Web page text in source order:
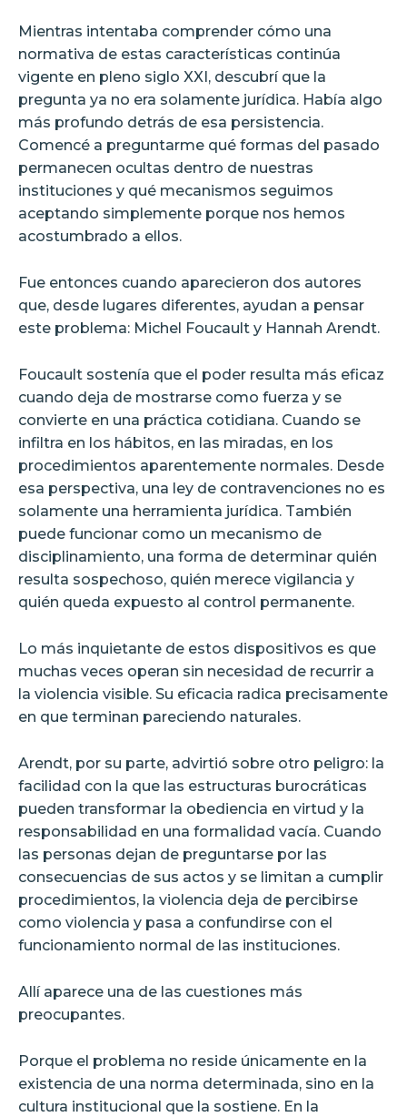
Mientras intentaba comprender cómo una
normativa de estas características continúa
vigente en pleno siglo XXI, descubrí que la
pregunta ya no era solamente jurídica. Había algo
más profundo detrás de esa persistencia.
Comencé a preguntarme qué formas del pasado
permanecen ocultas dentro de nuestras
instituciones y qué mecanismos seguimos
aceptando simplemente porque nos hemos
acostumbrado a ellos.
Fue entonces cuando aparecieron dos autores
que, desde lugares diferentes, ayudan a pensar
este problema: Michel Foucault y Hannah Arendt.
Foucault sostenía que el poder resulta más eficaz
cuando deja de mostrarse como fuerza y se
convierte en una práctica cotidiana. Cuando se
infiltra en los hábitos, en las miradas, en los
procedimientos aparentemente normales. Desde
esa perspectiva, una ley de contravenciones no es
solamente una herramienta jurídica. También
puede funcionar como un mecanismo de
disciplinamiento, una forma de determinar quién
resulta sospechoso, quién merece vigilancia y
quién queda expuesto al control permanente.
Lo más inquietante de estos dispositivos es que
muchas veces operan sin necesidad de recurrir a
la violencia visible. Su eficacia radica precisamente
en que terminan pareciendo naturales.
Arendt, por su parte, advirtió sobre otro peligro: la
facilidad con la que las estructuras burocráticas
pueden transformar la obediencia en virtud y la
responsabilidad en una formalidad vacía. Cuando
las personas dejan de preguntarse por las
consecuencias de sus actos y se limitan a cumplir
procedimientos, la violencia deja de percibirse
como violencia y pasa a confundirse con el
funcionamiento normal de las instituciones.
Allí aparece una de las cuestiones más
preocupantes.
Porque el problema no reside únicamente en la
existencia de una norma determinada, sino en la
cultura institucional que la sostiene. En la